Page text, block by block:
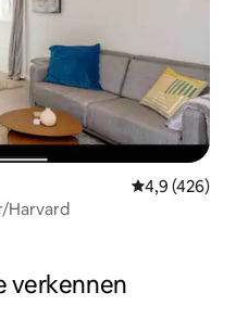
Gemiddelde
4,9 (426)
Harvard
verkennen